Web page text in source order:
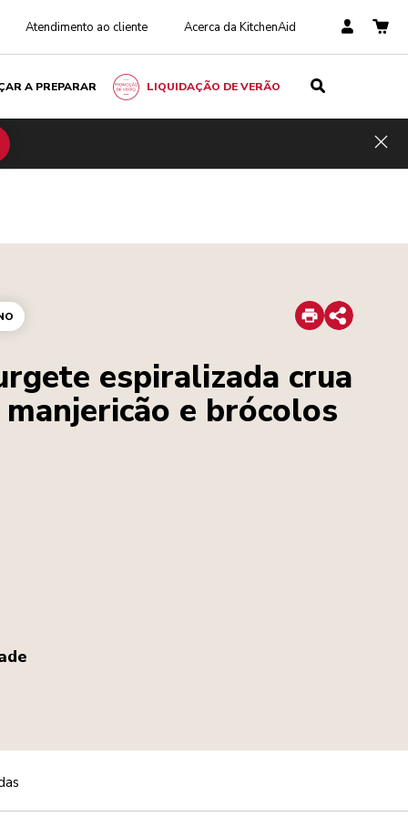
Atendimento ao cliente Acerca da KitchenAid
A PREPARAR LIQUIDAÇÃO DE VERÃO
Print
Share
espiralizada crua
e brócolos